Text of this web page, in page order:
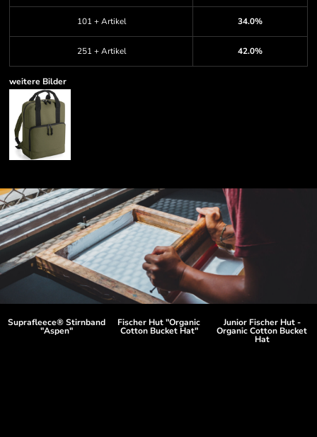
101 + Artikel 34.0%
251 + Artikel 42.0%
weitere Bilder
Suprafleece® Stirnband
"Aspen"
Fischer Hut "Organic
Cotton Bucket Hat"
Junior Fischer Hut -
Organic Cotton Bucket
Hat